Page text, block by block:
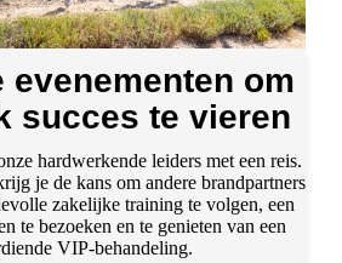
om
succes te vieren
hardwerkende leiders met een reis.
je de kans om andere brandpartners
zakelijke training te volgen, een
te bezoeken en te genieten van een
VIP-behandeling.